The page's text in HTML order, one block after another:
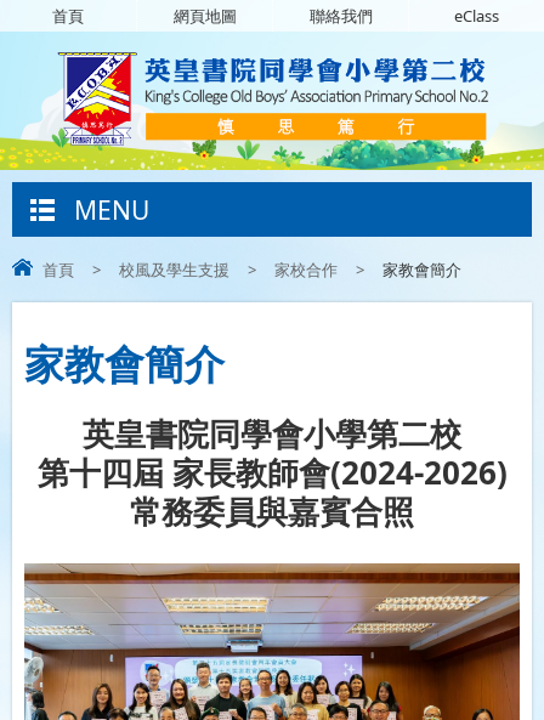
首頁 網頁地圖 聯絡我們 eClass
MENU
首頁 > 校風及學生支援 > 家校合作 > 家教會簡介
家教會簡介
英皇書院同學會小學第二校
第十四屆 家長教師會(2024-2026)
常務委員與嘉賓合照